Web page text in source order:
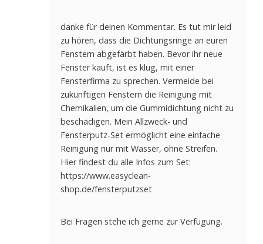
danke für deinen Kommentar. Es tut mir leid
zu hören, dass die Dichtungsringe an euren
Fenstern abgefärbt haben. Bevor ihr neue
Fenster kauft, ist es klug, mit einer
Fensterfirma zu sprechen. Vermeide bei
zukünftigen Fenstern die Reinigung mit
Chemikalien, um die Gummidichtung nicht zu
beschädigen. Mein Allzweck- und
Fensterputz-Set ermöglicht eine einfache
Reinigung nur mit Wasser, ohne Streifen.
Hier findest du alle Infos zum Set:
https://www.easyclean-
shop.de/fensterputzset
Bei Fragen stehe ich gerne zur Verfügung.